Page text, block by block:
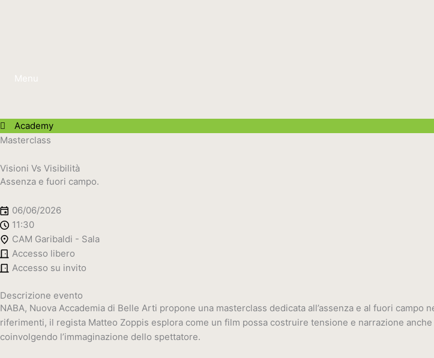
Menu
Academy
Masterclass
Visioni Vs Visibilità
Assenza e fuori campo.
06/06/2026
11:30
CAM Garibaldi - Sala
Accesso libero
Accesso su invito
Descrizione evento
NABA, Nuova Accademia di Belle Arti propone una masterclass dedicata all’assenza e al fuori
riferimenti, il regista Matteo Zoppis esplora come un film possa costruire tensione e narrazione
coinvolgendo l’immaginazione dello spettatore.